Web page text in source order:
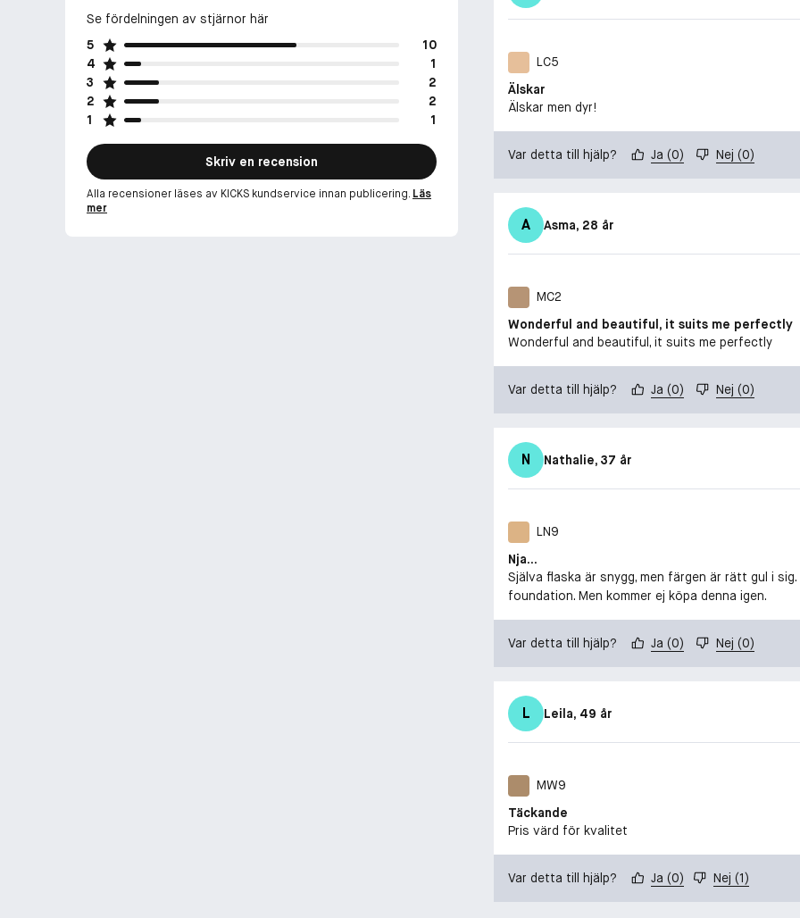
Se fördelningen av stjärnor här
5
10
4
1
3
2
2
2
1
1
Skriv en recension
Alla recensioner läses av KICKS kundservice innan publicering. Läs
mer
LC5
Älskar
Älskar men dyr!
Var detta till hjälp? Ja (0) Nej (0)
A Asma, 28 år
MC2
Wonderful and beautiful, it suits me perfectly
Wonderful and beautiful, it suits me perfectly
Var detta till hjälp? Ja (0) Nej (0)
N Nathalie, 37 år
LN9
Nja...
Själva flaska är snygg, men färgen är rätt gul i
foundation. Men kommer ej köpa denna igen.
Var detta till hjälp? Ja (0) Nej (0)
L Leila, 49 år
MW9
Täckande
Pris värd för kvalitet
Var detta till hjälp? Ja (0) Nej (1)